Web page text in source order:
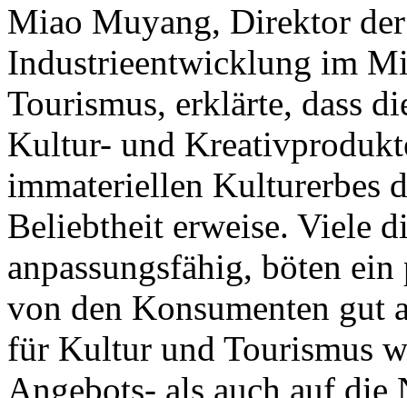
Miao Muyang, Direktor
Industrieentwicklung im
Tourismus, erklärte, dass
Kultur- und
immateriellen Kulturerbes
Beliebtheit erweise. Viele
anpassungsfähig, böten
von den Konsumenten gut
für Kultur und Tourismus
Angebots- als auch auf die